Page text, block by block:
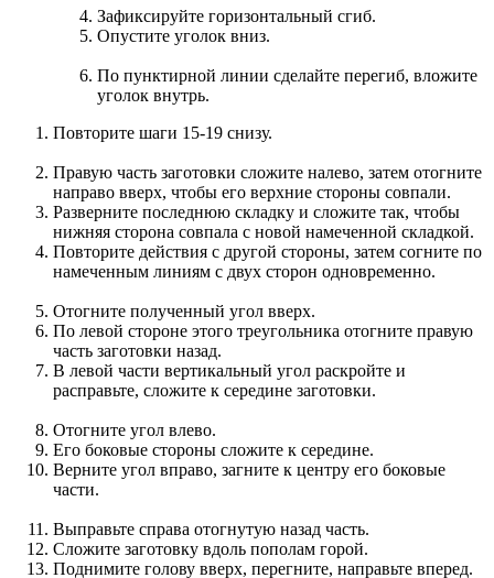
Зафиксируйте горизонтальный сгиб.
Опустите уголок вниз.
По пунктирной линии сделайте перегиб, вложите
уголок внутрь.
Повторите шаги 15-19 снизу.
Правую часть заготовки сложите налево, затем отогните
направо вверх, чтобы его верхние стороны совпали.
Разверните последнюю складку и сложите так, чтобы
нижняя сторона совпала с новой намеченной складкой.
Повторите действия с другой стороны, затем согните по
намеченным линиям с двух сторон одновременно.
Отогните полученный угол вверх.
По левой стороне этого треугольника отогните правую
часть заготовки назад.
В левой части вертикальный угол раскройте и
расправьте, сложите к середине заготовки.
Отогните угол влево.
Его боковые стороны сложите к середине.
Верните угол вправо, загните к центру его боковые
части.
Выправьте справа отогнутую назад часть.
Сложите заготовку вдоль пополам горой.
Поднимите голову вверх, перегните, направьте вперед.